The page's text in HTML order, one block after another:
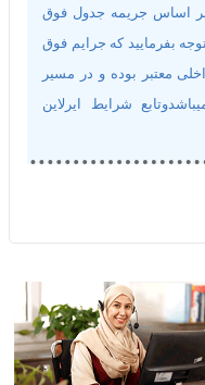
بر اساس جریمه جدول فوق
بفرمایید که جرایم فوق
معتبر بوده و در مسیر
شرایط ایرلاین